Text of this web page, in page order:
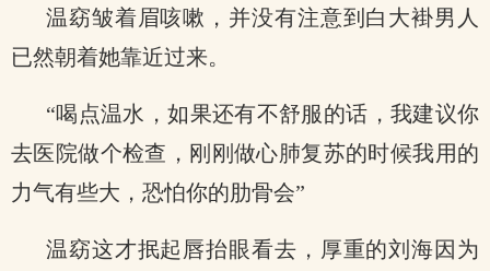
温窈皱着眉咳嗽，并没有注意到白大褂男人
已然朝着她靠近过来。
“喝点温水，如果还有不舒服的话，我建议你
去医院做个检查，刚刚做心肺复苏的时候我用的
力气有些大，恐怕你的肋骨会”
温窈这才抿起唇抬眼看去，厚重的刘海因为